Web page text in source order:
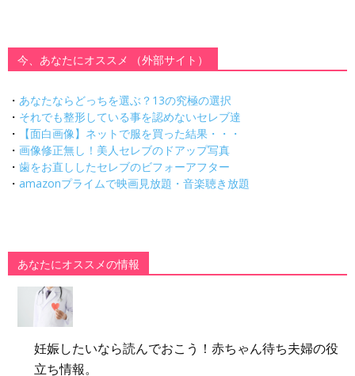
今、あなたにオススメ （外部サイト）
・ あなたならどっちを選ぶ？13の究極の選択
・ それでも整形している事を認めないセレブ達
・
【面白画像】ネットで服を買った結果・・・
・ 画像修正無し！美人セレブのドアップ写真
・ 歯をお直ししたセレブのビフォーアフター
・ amazonプライムで映画見放題・音楽聴き放題
あなたにオススメの情報
妊娠したいなら読んでおこう！赤ちゃん待ち夫婦の役
立ち情報。